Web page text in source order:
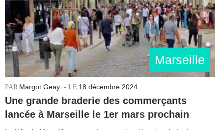
Marseille
Margot Geay 18 décembre 2024
Une grande braderie des commerçants
lancée à Marseille le 1er mars prochain